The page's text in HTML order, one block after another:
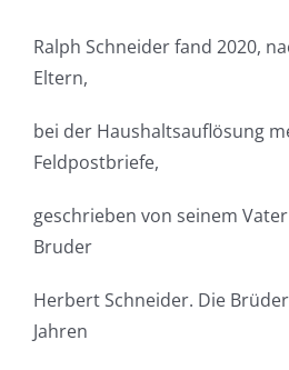
Ralph Schneider fand 2020,
Eltern,
bei der Haushaltsauflösung
Feldpostbriefe,
geschrieben von seinem
Bruder
Herbert Schneider. Die
Jahren